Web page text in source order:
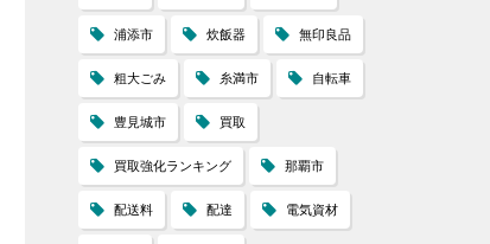
浦添市 炊飯器 無印良品
粗大ごみ 糸満市 自転車
豊見城市 買取
買取強化ランキング 那覇市
配送料 配達 電気資材